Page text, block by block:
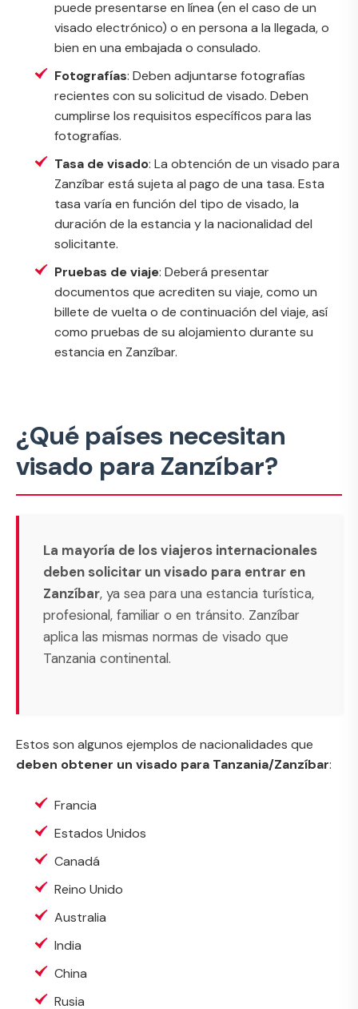
puede presentarse en línea (en el caso de un
visado electrónico) o en persona a la llegada, o
bien en una embajada o consulado.
Fotografías: Deben adjuntarse fotografías
recientes con su solicitud de visado. Deben
cumplirse los requisitos específicos para las
fotografías.
Tasa de visado: La obtención de un visado para
Zanzíbar está sujeta al pago de una tasa. Esta
tasa varía en función del tipo de visado, la
duración de la estancia y la nacionalidad del
solicitante.
Pruebas de viaje: Deberá presentar
documentos que acrediten su viaje, como un
billete de vuelta o de continuación del viaje, así
como pruebas de su alojamiento durante su
estancia en Zanzíbar.
¿Qué países necesitan
visado para Zanzíbar?
La mayoría de los viajeros internacionales
deben solicitar un visado para entrar en
Zanzíbar, ya sea para una estancia turística,
profesional, familiar o en tránsito. Zanzíbar
aplica las mismas normas de visado que
Tanzania continental.
Estos son algunos ejemplos de nacionalidades que
deben obtener un visado para Tanzania/Zanzíbar:
Francia
Estados Unidos
Canadá
Reino Unido
Australia
India
China
Rusia